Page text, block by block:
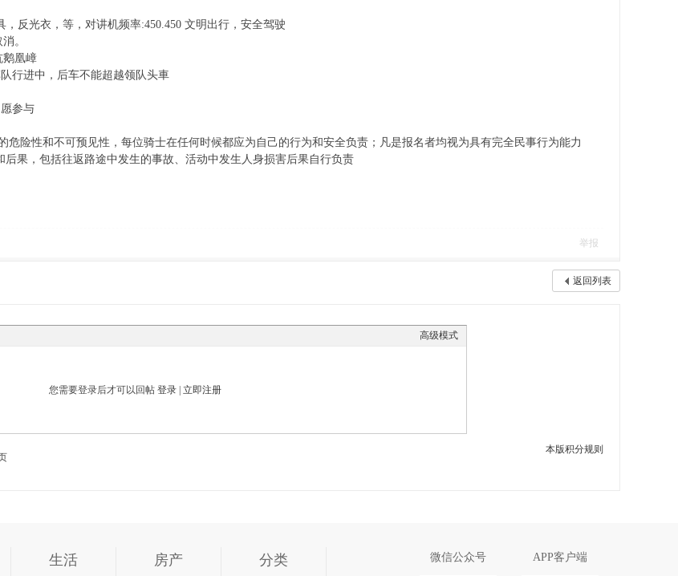
反光衣，等，对讲机频率:450.450 文明出行，安全驾驶
。
鹅凰嶂
行进中，后车不能超越领队头車
参与
性和不可预见性，每位骑士在任何时候都应为自己的行为和安全负责；凡是报名者均视为具有完全民事行为能力
果，包括往返路途中发生的事故、活动中发生人身损害后果自行负责
举报
返回列表
高级模式
您需要登录后才可以回帖 登录 立即注册
本版积分规则
生活 房产 分类 微信公众号 APP客户端